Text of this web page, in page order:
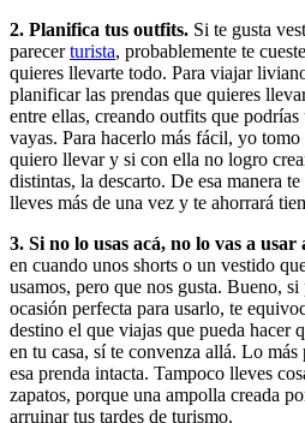
2. Planifica tus outfits. Si te gusta
parecerturista, probablemente te
quieres llevarte todo. Para viajar
planificar las prendas que quieres
entre ellas, creando outfits que
vayas. Para hacerlo más fácil, yo
quiero llevar y si con ella no logro
distintas, la descarto. De esa manera
lleves más de una vez y te ahorrará
3. Si no lo usas acá, no lo vas a usar
en cuando unos shorts o un vestido
usamos, pero que nos gusta. Bueno,
ocasión perfecta para usarlo, te
destino el que viajas que pueda hacer
en tu casa, sí te convenza allá. Lo
esa prenda intacta. Tampoco lleves
zapatos, porque una ampolla creada
arruinar tus tardes de turismo.